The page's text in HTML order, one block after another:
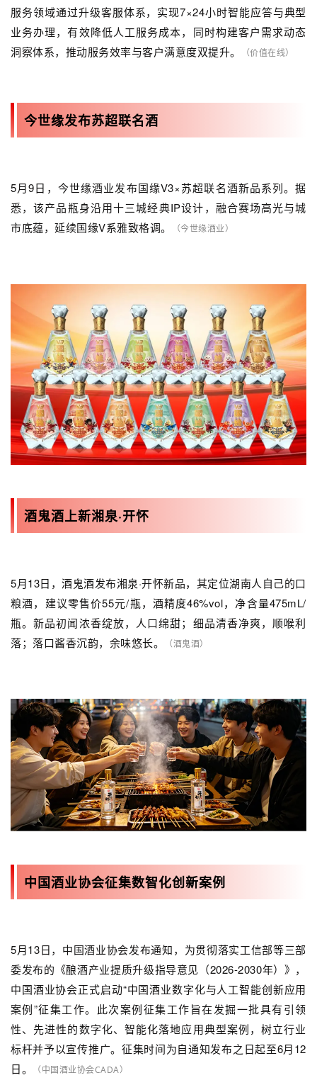
服务领域通过升级客服体系，实现7×24小时智能应答与典型
业务办理，有效降低人工服务成本，同时构建客户需求动态
洞察体系，推动服务效率与客户满意度双提升。
（价值在线）
今世缘发布苏超联名酒
5月9日，今世缘酒业发布国缘V3×苏超联名酒新品系列。据
悉，该产品瓶身沿用十三城经典IP设计，融合赛场高光与城
市底蕴，延续国缘V系雅致格调。
（今世缘酒业）
酒鬼酒上新湘泉·开怀
5月13日，酒鬼酒发布湘泉·开怀新品，其定位湖南人自己的口
粮酒，建议零售价55元/瓶，酒精度46%vol，净含量475mL/
瓶。新品初闻浓香绽放，人口绵甜；细品清香净爽，顺喉利
落；落口酱香沉韵，余味悠长。
（酒鬼酒）
中国酒业协会征集数智化创新案例
5月13日，中国酒业协会发布通知，为贯彻落实工信部等三部
委发布的《酿酒产业提质升级指导意见（2026-2030年）》，
中国酒业协会正式启动“中国酒业数字化与人工智能创新应用
案例”征集工作。此次案例征集工作旨在发掘一批具有引领
性、先进性的数字化、智能化落地应用典型案例，树立行业
标杆并予以宣传推广。征集时间为自通知发布之日起至6月12
日。
（中国酒业协会CADA）